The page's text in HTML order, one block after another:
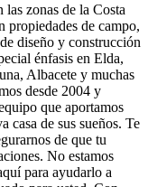
las zonas de la Costa
propiedades de campo,
diseño y construcción
énfasis en Elda,
Albacete y muchas
desde 2004 y
que aportamos
casa de sus sueños. Te
de que tu
No estamos
para ayudarlo a